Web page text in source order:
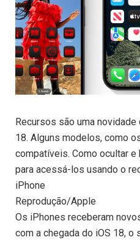
Recursos são uma
18. Alguns modelos, como
compatíveis. Como ocultar
para acessá-los usando o
iPhone
Reprodução/Apple
Os iPhones receberam
com a chegada do iOS 18, o